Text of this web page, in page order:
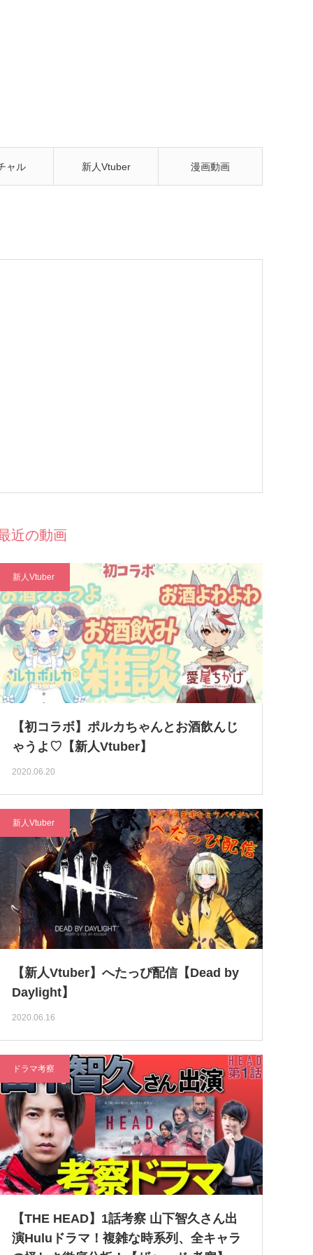
ャル 新人Vtuber 漫画動画
近の動画
新人Vtuber
【初コラボ】ポルカちゃんとお酒飲んじ
ゃうよ♡【新人Vtuber】
2020.06.20
新人Vtuber
【新人Vtuber】へたっぴ配信【Dead by
Daylight】
2020.06.16
ドラマ考察
【THE HEAD】1話考察 山下智久さん出
演Huluドラマ！複雑な時系列、全キャラ